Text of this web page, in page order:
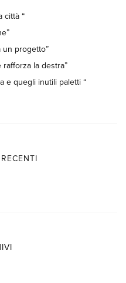
città “
un progetto”
rafforza la destra”
e quegli inutili paletti “